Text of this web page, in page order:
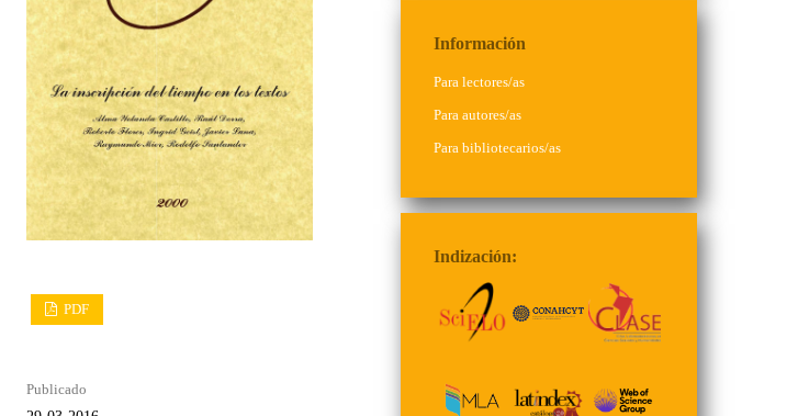
PDF
Publicado
Información
Para lectores/as
Para autores/as
Para bibliotecarios/as
Indización: